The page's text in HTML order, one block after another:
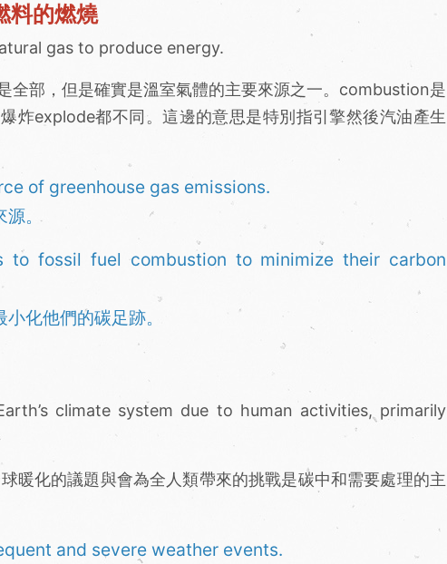
的燃燒
gas to produce energy.
全部，但是確實是溫室氣體的主要來源之一。combustion是
炸explode都不同。這邊的意思是特別指引擎然後汽油產生
of greenhouse gas emissions.
源。
to fossil fuel combustion to minimize their carbon
化他們的碳足跡。
climate system due to human activities, primarily
暖化的議題與會為全人類帶來的挑戰是碳中和需要處理的主
and severe weather events.